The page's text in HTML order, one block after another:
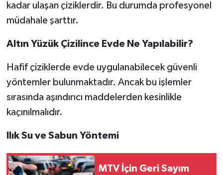
kadar ulaşan çiziklerdir. Bu durumda profesyonel
müdahale şarttır.
Altın Yüzük Çizilince Evde Ne Yapılabilir?
Hafif çiziklerde evde uygulanabilecek güvenli
yöntemler bulunmaktadır. Ancak bu işlemler
sırasında aşındırıcı maddelerden kesinlikle
kaçınılmalıdır.
Ilık Su ve Sabun Yöntemi
MTV İçin Geri Sayım